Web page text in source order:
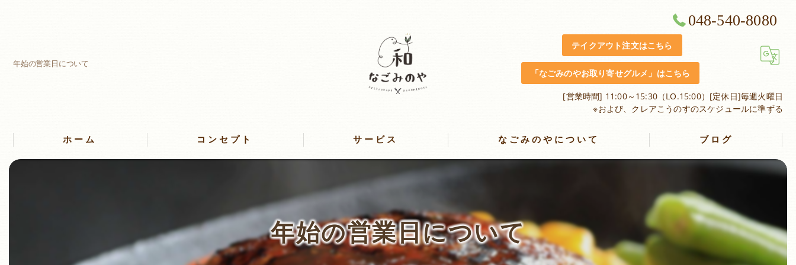
年始の営業日について
048-540-8080
テイクアウト注文はこちら
「なごみのやお取り寄せグルメ」はこちら
[営業時間] 11:00～15:30（LO.15:00）[定休日]毎週火曜日
※および、クレアこうのすのスケジュールに準ずる
ホーム コンセプト サービス
ケータリング＆お弁当
スイーツ
なごみのやについて ブログ
年始の営業日について